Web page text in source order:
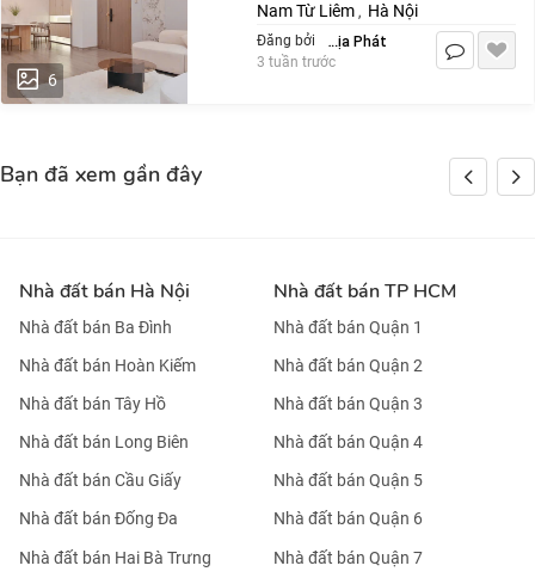
6
KHÁCH RỘNG, BẾP
Nam Từ Liêm , Hà Nội
Đăng bởi Đông Địa Phát
3 tuần trước
Bạn đã xem gần đây
Nhà đất bán Hà Nội
Nhà đất bán Ba Đình
Nhà đất bán Hoàn Kiếm
Nhà đất bán Tây Hồ
Nhà đất bán Long Biên
Nhà đất bán Cầu Giấy
Nhà đất bán Đống Đa
Nhà đất bán Hai Bà Trưng
Nhà đất bán TP HCM
Nhà đất bán Quận 1
Nhà đất bán Quận 2
Nhà đất bán Quận 3
Nhà đất bán Quận 4
Nhà đất bán Quận 5
Nhà đất bán Quận 6
Nhà đất bán Quận 7